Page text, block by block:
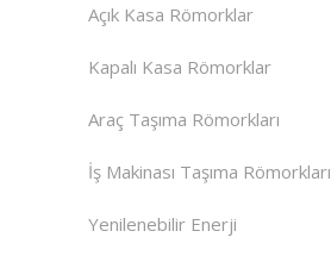
Açık Kasa Römorklar
Kapalı Kasa Römorklar
Araç Taşıma Römorkları
İş Makinası Taşıma Römorkları
Yenilenebilir Enerji